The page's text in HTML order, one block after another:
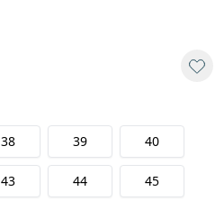
38 39 40
43 44 45